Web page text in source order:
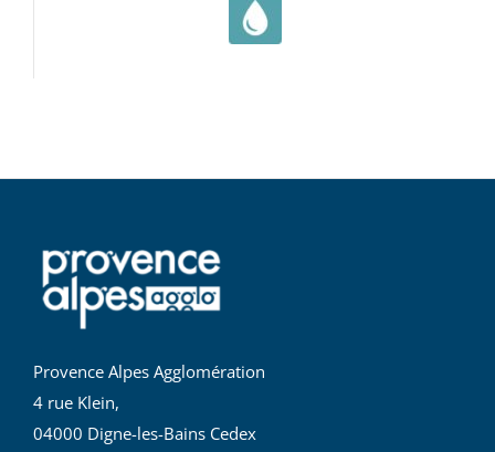
Provence Alpes Agglomération
4 rue Klein,
04000 Digne-les-Bains Cedex